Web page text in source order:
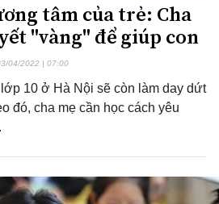
tâm của trẻ: Cha
"vàng" để giúp con
04/2022 | 07:00
10 ở Hà Nội sẽ còn làm day dứt
đó, cha mẹ cần học cách yêu